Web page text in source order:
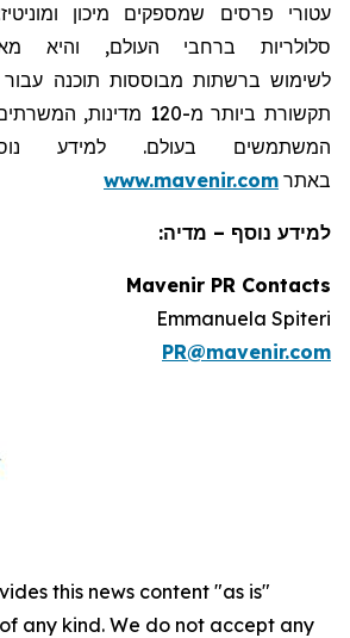
עטורי פרסים שמספקים מיכון
סלולריות ברחבי העולם, והיא
המשתמשים בעולם. למידע
באתר www.mavenir.com
למידע נוסף – מדיה:
Mavenir PR Contacts
Emmanuela Spiteri
PR@mavenir.com
this news content "as is"
any kind. We do not accept any